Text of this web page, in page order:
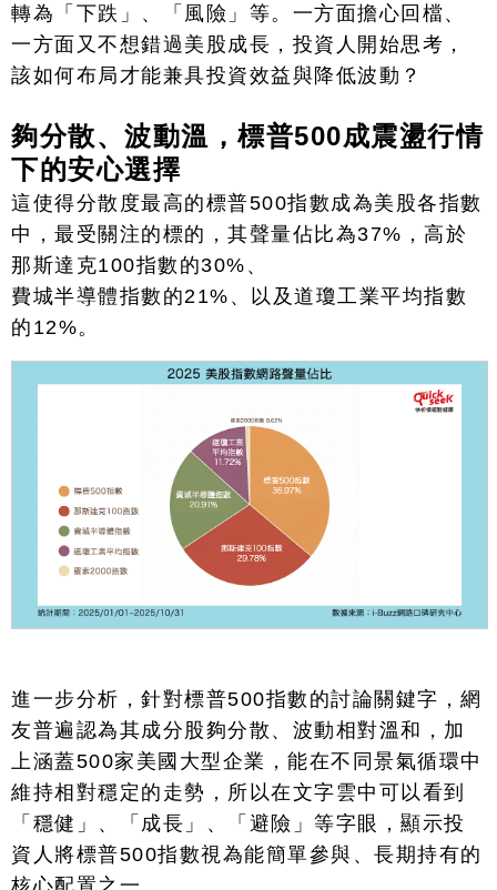
轉為「下跌」、「風險」等。一方面擔心回檔、
一方面又不想錯過美股成長，投資人開始思考，
該如何布局才能兼具投資效益與降低波動？
夠分散、波動溫，標普500成震盪行情
下的安心選擇
這使得分散度最高的標普500指數成為美股各指數
中，最受關注的標的，其聲量佔比為37% ，高於
那斯達克100指數的30% 、
費城半導體指數的21% 、以及道瓊工業平均指數
的 12%。
進一步分析，針對標普500指數的討論關鍵字，網
友普遍認為其成分股夠分散、波動相對溫和，加
上涵蓋500家美國大型企業，能在不同景氣循環中
維持相對穩定的走勢，所以在文字雲中可以看到
「穩健」、「成長」、「避險」等字眼，顯示投
資人將標普500指數視為能簡單參與、長期持有的